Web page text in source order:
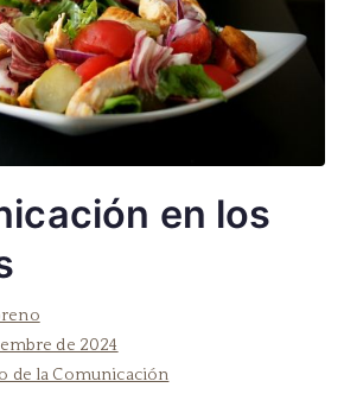
en los
de 2024
de la Comunicación